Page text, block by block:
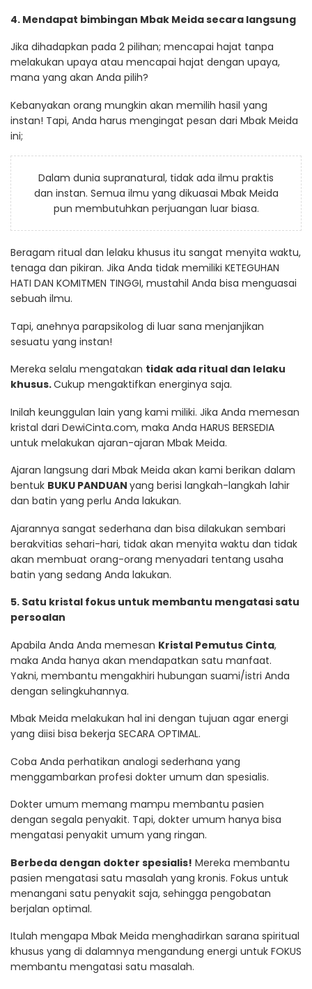
4. Mendapat bimbingan Mbak Meida secara langsung
Jika dihadapkan pada 2 pilihan; mencapai hajat tanpa
melakukan upaya atau mencapai hajat dengan upaya,
mana yang akan Anda pilih?
Kebanyakan orang mungkin akan memilih hasil yang
instan! Tapi, Anda harus mengingat pesan dari Mbak Meida
ini;
Dalam dunia supranatural, tidak ada ilmu praktis
dan instan. Semua ilmu yang dikuasai Mbak Meida
pun membutuhkan perjuangan luar biasa.
Beragam ritual dan lelaku khusus itu sangat menyita waktu,
tenaga dan pikiran. Jika Anda tidak memiliki KETEGUHAN
HATI DAN KOMITMEN TINGGI, mustahil Anda bisa menguasai
sebuah ilmu.
Tapi, anehnya parapsikolog di luar sana menjanjikan
sesuatu yang instan!
Mereka selalu mengatakan tidak ada ritual dan lelaku
khusus.Cukup mengaktifkan energinya saja.
Inilah keunggulan lain yang kami miliki. Jika Anda memesan
kristal dari DewiCinta.com, maka Anda HARUS BERSEDIA
untuk melakukan ajaran-ajaran Mbak Meida.
Ajaran langsung dari Mbak Meida akan kami berikan dalam
bentuk BUKU PANDUAN yang berisi langkah-langkah lahir
dan batin yang perlu Anda lakukan.
Ajarannya sangat sederhana dan bisa dilakukan sembari
berakvitias sehari-hari, tidak akan menyita waktu dan tidak
akan membuat orang-orang menyadari tentang usaha
batin yang sedang Anda lakukan.
5. Satu kristal fokus untuk membantu mengatasi satu
persoalan
Apabila Anda Anda memesan Kristal Pemutus Cinta,
maka Anda hanya akan mendapatkan satu manfaat.
Yakni, membantu mengakhiri hubungan suami/istri Anda
dengan selingkuhannya.
Mbak Meida melakukan hal ini dengan tujuan agar energi
yang diisi bisa bekerja SECARA OPTIMAL.
Coba Anda perhatikan analogi sederhana yang
menggambarkan profesi dokter umum dan spesialis.
Dokter umum memang mampu membantu pasien
dengan segala penyakit. Tapi, dokter umum hanya bisa
mengatasi penyakit umum yang ringan.
Berbeda dengan dokter spesialis! Mereka membantu
pasien mengatasi satu masalah yang kronis. Fokus untuk
menangani satu penyakit saja, sehingga pengobatan
berjalan optimal.
Itulah mengapa Mbak Meida menghadirkan sarana spiritual
khusus yang di dalamnya mengandung energi untuk FOKUS
membantu mengatasi satu masalah.